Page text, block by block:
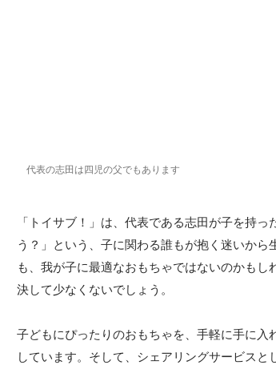
代表の志田は四児の父でもあります
「トイサブ！」は、代表である志田が子を持
う？」という、子に関わる誰もが抱く迷いか
も、我が子に最適なおもちゃではないのかも
決して少なくないでしょう。
子どもにぴったりのおもちゃを、手軽に手に
しています。そして、シェアリングサービス